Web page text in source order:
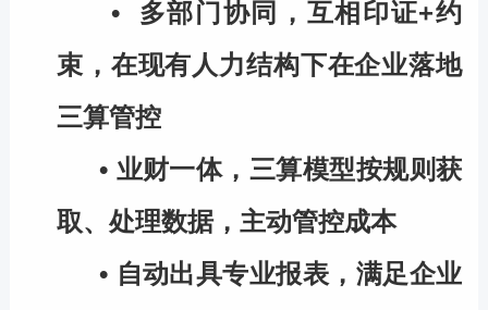
•
多部门协同，互相印证+约
束，在现有人力结构下在企业落地
三算管控
• 业财一体，三算模型按规则获
取、处理数据，主动管控成本
• 自动出具专业报表，满足企业